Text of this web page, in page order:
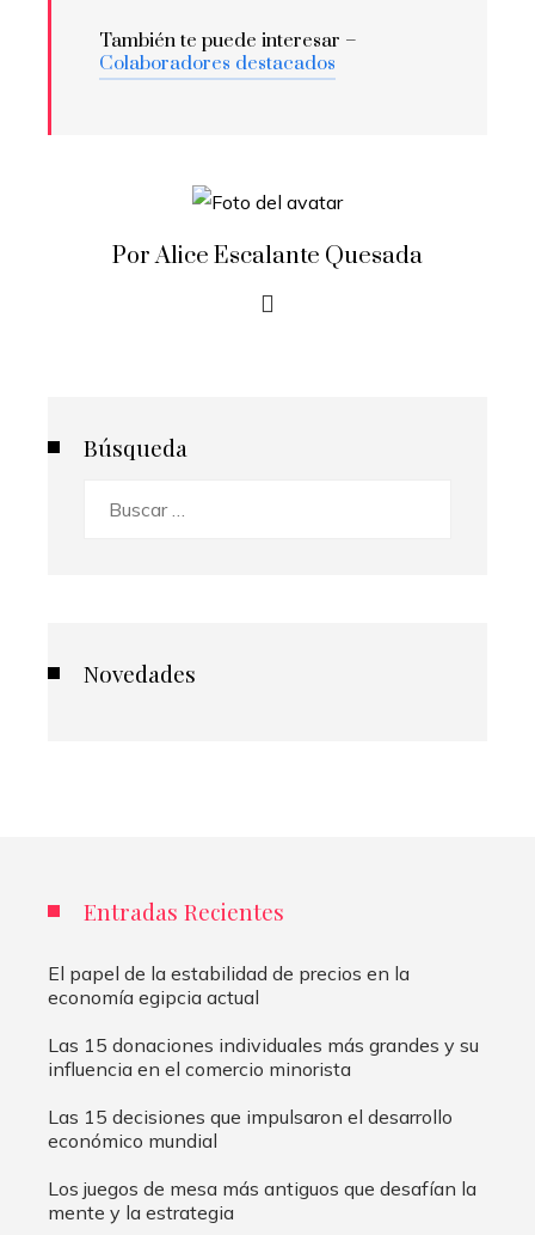
También te puede interesar –
Colaboradores destacados
Por Alice Escalante Quesada
Búsqueda
Novedades
Entradas Recientes
El papel de la estabilidad de precios en la
economía egipcia actual
Las 15 donaciones individuales más grandes y su
influencia en el comercio minorista
Las 15 decisiones que impulsaron el desarrollo
económico mundial
Los juegos de mesa más antiguos que desafían la
mente y la estrategia